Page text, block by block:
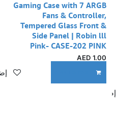
إضافة إلى قائمة الأمنيات
Gaming Case with 7 ARGB
Fans & Controller,
Tempered Glass Front &
Side Panel | Robin lll
Pink- CASE-202 PINK
1.00
AED